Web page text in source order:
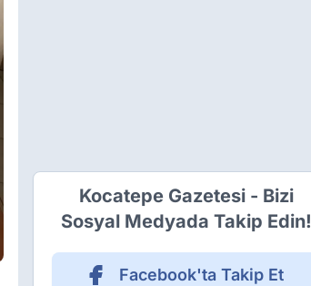
Kocatepe Gazetesi - Bizi
Sosyal Medyada Takip Edin!
Facebook'ta Takip Et